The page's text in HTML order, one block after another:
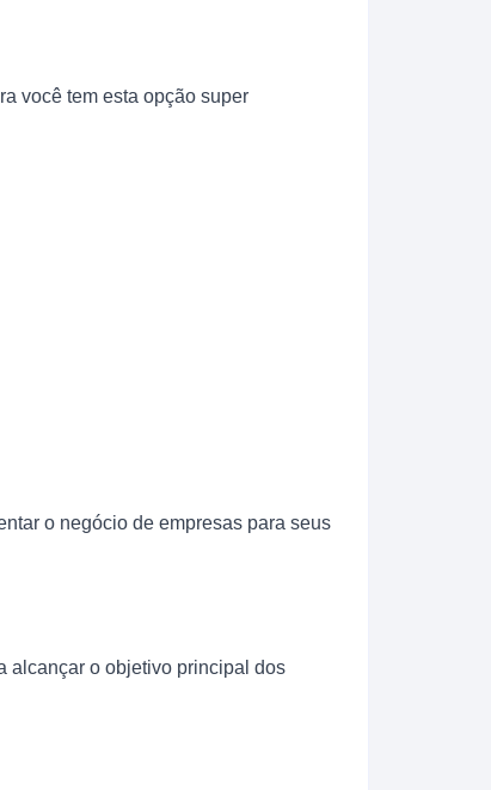
você tem esta opção super
o negócio de empresas para seus
alcançar o objetivo principal dos